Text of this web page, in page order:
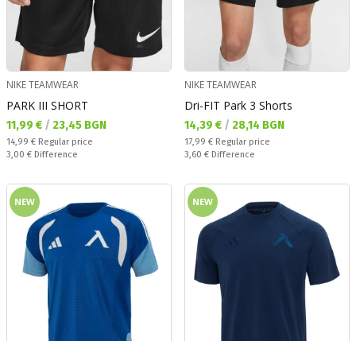
NIKE TEAMWEAR
PARK III SHORT
Текуща цена:
11,99 € / 23,45 BGN
Regular price:
14,99 € Regular price
Спестявате:
3,00 € Difference
NIKE TEAMWEAR
Dri-FIT Park 3 Shorts
Текуща цена:
14,39 € / 28,14 BGN
Regular price:
17,99 € Regular price
Спестявате:
3,60 € Difference
NEW NEW